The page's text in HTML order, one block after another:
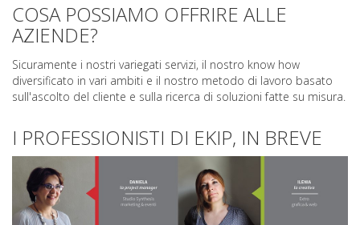
COSA POSSIAMO OFFRIRE ALLE
AZIENDE?
Sicuramente i nostri variegati servizi, il nostro know how
diversificato in vari ambiti e il nostro metodo di lavoro basato
sull'ascolto del cliente e sulla ricerca di soluzioni fatte su misura.
I PROFESSIONISTI DI EKIP, IN BREVE